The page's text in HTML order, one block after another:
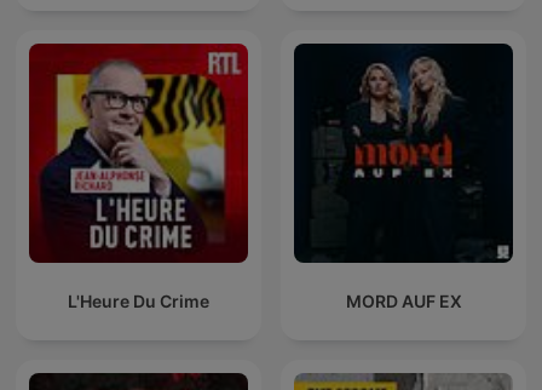
L'Heure Du Crime MORD AUF EX